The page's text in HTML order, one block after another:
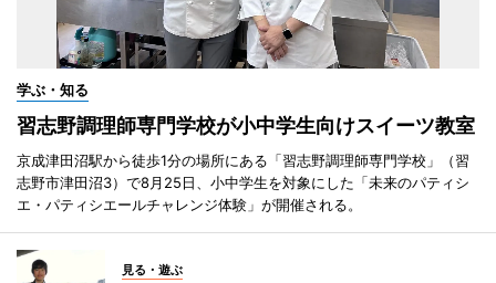
学ぶ・知る
習志野調理師専門学校が小中学生向けスイーツ教室
京成津田沼駅から徒歩1分の場所にある「習志野調理師専門学校」（習
志野市津田沼3）で8月25日、小中学生を対象にした「未来のパティシ
エ・パティシエールチャレンジ体験」が開催される。
見る・遊ぶ